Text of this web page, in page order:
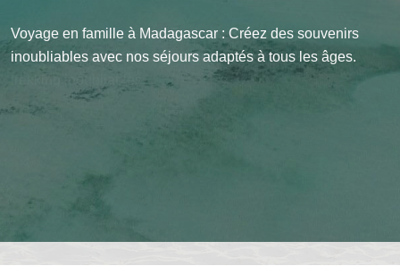
Circuit aventure à Madagascar : Partez à l'aventure avec
des circuits uniques, entre nature sauvage et découvertes
Trekking à Madagascar : Explorez les paysages
époustouflants de Madagascar grâce à nos circuits de
trekking inoubliables.
Voyage en famille à Madagascar : Créez des souvenirs
inoubliables avec nos séjours adaptés à tous les âges.